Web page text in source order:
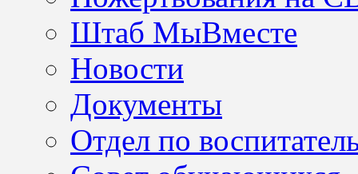
Штаб МыВместе
Новости
Документы
Отдел по